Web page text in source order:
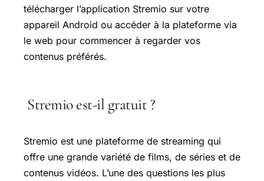
télécharger l’application Stremio sur votre
appareil Android ou accéder à la plateforme via
le web pour commencer à regarder vos
contenus préférés.
Stremio est-il gratuit ?
Stremio est une plateforme de streaming qui
offre une grande variété de films, de séries et de
contenus vidéos. L’une des questions les plus